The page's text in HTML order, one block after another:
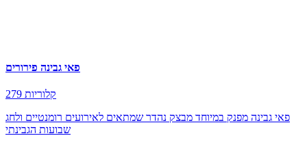
פאי גבינה פירורים
279 קלוריות
פאי גבינה מפנק במיוחד מבצק נהדר שמתאים לאירועים רומנטיים ולחג
שבועות הגבינתי